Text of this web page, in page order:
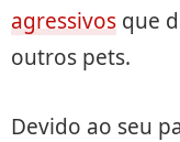
agressivos que
outros pets.
Devido ao seu